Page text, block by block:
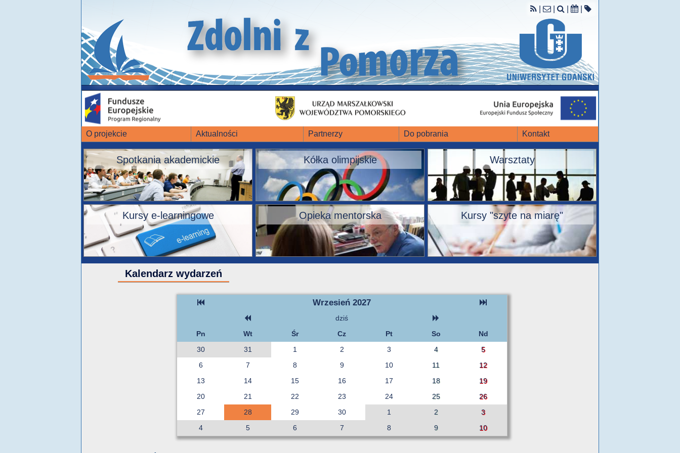
O projekcie Aktualności Partnerzy Do pobrania Kontakt
Spotkania akademickie Kółka olimpijskie Warsztaty
Kursy e-learningowe Opieka mentorska Kursy "szyte na miarę"
Kalendarz wydarzeń
Wrzesień 2027
dziś
Pn
Wt Śr Cz Pt So
Nd
30
31 1 2 3 4
5
6
7 8 9 10 11
12
13
14 15 16 17 18
19
20
21 22 23 24 25
26
27
28 29 30 1 2
3
4
5 6 7 8 9 10